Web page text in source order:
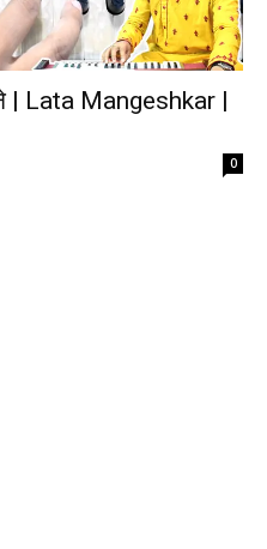
| Lata Mangeshkar |
0